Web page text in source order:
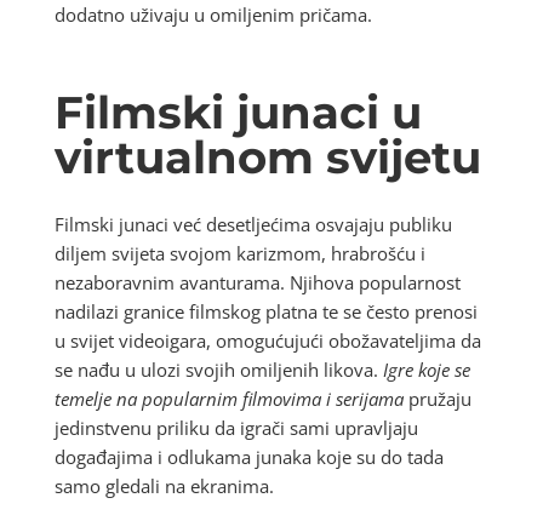
dodatno uživaju u omiljenim pričama.
Filmski junaci u
virtualnom svijetu
Filmski junaci već desetljećima osvajaju publiku
diljem svijeta svojom karizmom, hrabrošću i
nezaboravnim avanturama. Njihova popularnost
nadilazi granice filmskog platna te se često prenosi
u svijet videoigara, omogućujući obožavateljima da
se nađu u ulozi svojih omiljenih likova. Igre koje se
temelje na popularnim filmovima i serijamapružaju
jedinstvenu priliku da igrači sami upravljaju
događajima i odlukama junaka koje su do tada
samo gledali na ekranima.